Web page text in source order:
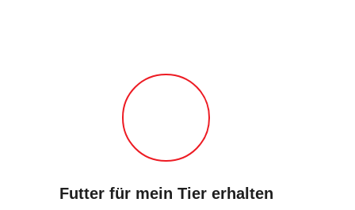
Futter für mein Tier erhalten